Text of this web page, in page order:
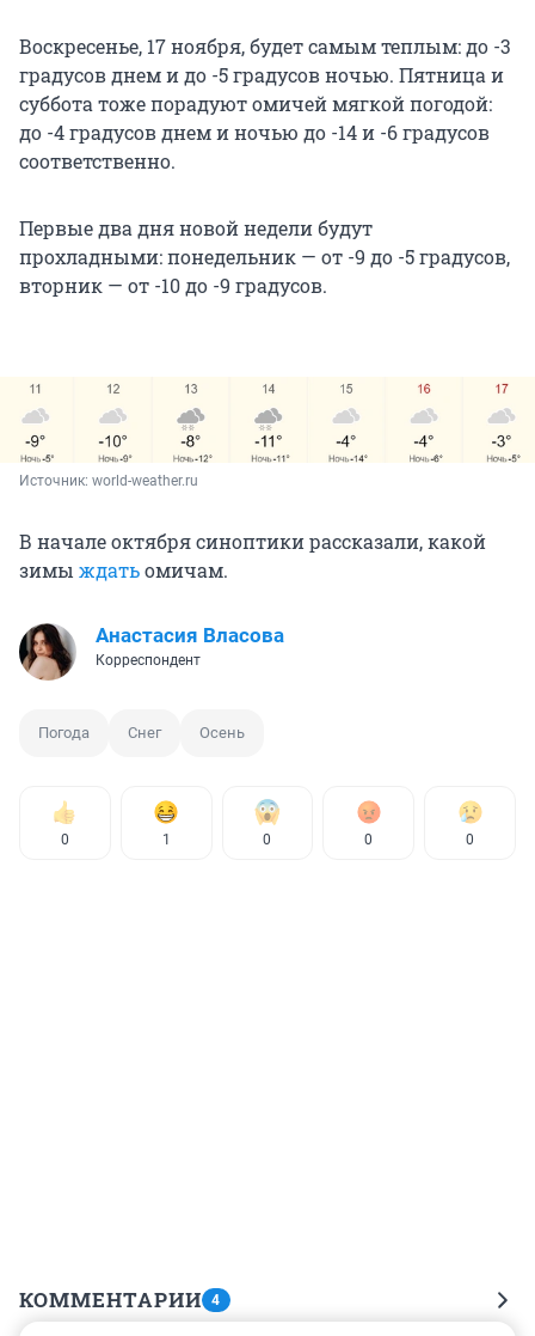
Воскресенье, 17 ноября, будет самым теплым: до -3
градусов днем и до -5 градусов ночью. Пятница и
суббота тоже порадуют омичей мягкой погодой:
до -4 градусов днем и ночью до -14 и -6 градусов
соответственно.
Первые два дня новой недели будут
прохладными: понедельник — от -9 до -5 градусов,
вторник — от -10 до -9 градусов.
Источник: world-weather.ru
В начале октября синоптики рассказали, какой
зимы ждатьомичам.
Анастасия Власова
Корреспондент
Погода Снег Осень
0 1 0 0 0
КОММЕНТАРИИ 4